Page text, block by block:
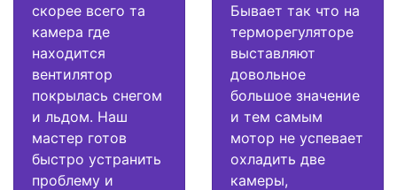
скорее всего та
камера где
находится
вентилятор
покрылась снегом
и льдом. Наш
мастер готов
быстро устранить
проблему и
Бывает так что на
терморегуляторе
выставляют
довольное
большое значение
и тем самым
мотор не успевает
охладить две
камеры,